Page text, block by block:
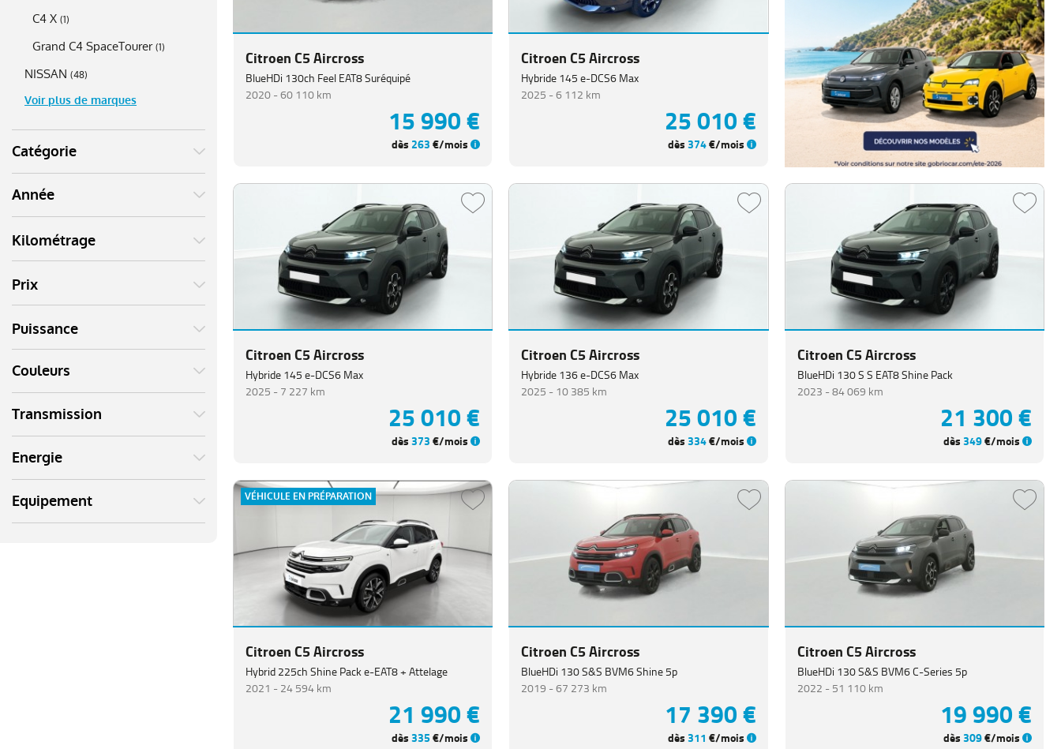
C4 X (1)
Grand C4 SpaceTourer (1)
NISSAN (48)
Voir plus de marques
Catégorie
Année
Kilométrage
Prix
Puissance
Couleurs
Transmission
Energie
Equipement
Citroen C5 Aircross
BlueHDi 130ch Feel EAT8 Suréquipé
2020 -60 110 km
15 990 €
dès 263€/mois
Citroen C5 Aircross
Hybride 145 e-DCS6 Max
2025 -6 112 km
25 010 €
dès374€/mois
Citroen C5 Aircross
Hybride 145 e-DCS6 Max
2025 -7 227 km
25 010 €
dès373€/mois
Citroen C5 Aircross
Hybride 136 e-DCS6 Max
2025 - 10 385 km
25 010 €
dès334€/mois
Citroen C5 Aircross
BlueHDi 130 S S EAT8 Shine Pack
2023 -84 069 km
21 300 €
dès349€/mois
VÉHICULE EN PRÉPARATION
Citroen C5 Aircross
Hybrid 225ch Shine Pack e-EAT8 + Attelage
2021 -24 594 km
21 990 €
dès335€/mois
Citroen C5 Aircross
BlueHDi 130 S&S BVM6 Shine 5p
2019 -67 273 km
17 390 €
dès311 €/mois
Citroen C5 Aircross
BlueHDi 130 S&S BVM6 C-Series 5p
2022 -51 110 km
19 990 €
dès309€/mois